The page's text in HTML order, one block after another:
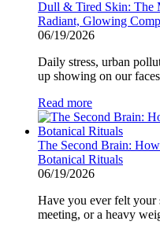
Dull & Tired Skin: The
Radiant, Glowing
06/19/2026
Daily stress, urban
up showing on our
Read more
The Second Brain:
Botanical Rituals
06/19/2026
Have you ever felt your
meeting, or a heavy